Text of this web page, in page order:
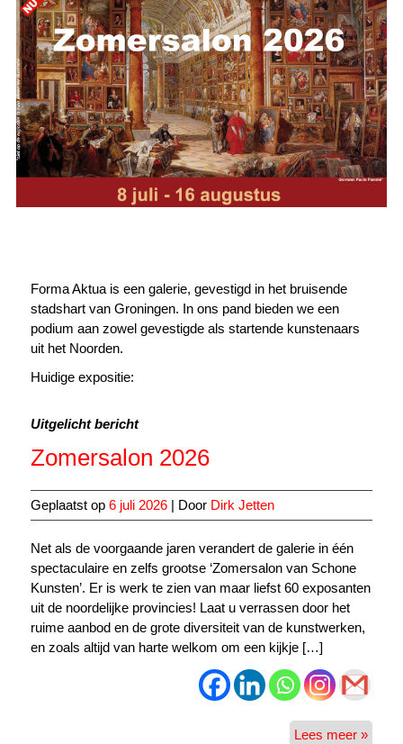
Forma Aktua is een galerie, gevestigd in het bruisende
stadshart van Groningen. In ons pand bieden we een
podium aan zowel gevestigde als startende kunstenaars
uit het Noorden.
Huidige expositie:
Uitgelicht bericht
Zomersalon 2026
Geplaatst op6 juli 2026 | Door Dirk Jetten
Net als de voorgaande jaren verandert de galerie in één
spectaculaire en zelfs grootse ‘Zomersalon van Schone
Kunsten’. Er is werk te zien van maar liefst 60 exposanten
uit de noordelijke provincies! Laat u verrassen door het
ruime aanbod en de grote diversiteit van de kunstwerken,
en zoals altijd van harte welkom om een kijkje […]
Lees meer »